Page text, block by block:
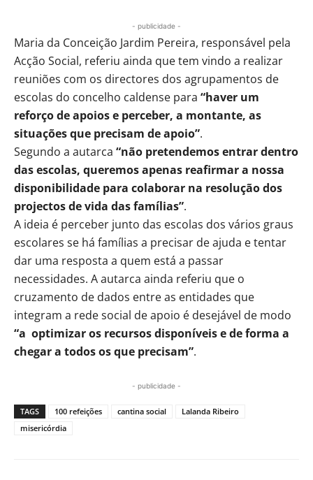
- publicidade -
Maria da Conceição Jardim Pereira, responsável pela
Acção Social, referiu ainda que tem vindo a realizar
reuniões com os directores dos agrupamentos de
escolas do concelho caldense para “haver um
reforço de apoios e perceber, a montante, as
situações que precisam de apoio”.
Segundo a autarca “não pretendemos entrar dentro
das escolas, queremos apenas reafirmar a nossa
disponibilidade para colaborar na resolução dos
projectos de vida das famílias”.
A ideia é perceber junto das escolas dos vários graus
escolares se há famílias a precisar de ajuda e tentar
dar uma resposta a quem está a passar
necessidades. A autarca ainda referiu que o
cruzamento de dados entre as entidades que
integram a rede social de apoio é desejável de modo
“a optimizar os recursos disponíveis e de forma a
chegar a todos os que precisam”.
- publicidade -
TAGS 100 refeições cantina social
Lalanda Ribeiro
misericórdia